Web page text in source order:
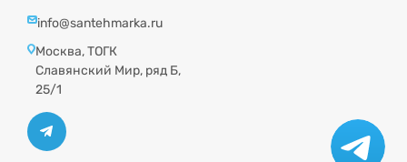
info@santehmarka.ru
Москва, ТОГК
Славянский Мир, ряд Б,
25/1